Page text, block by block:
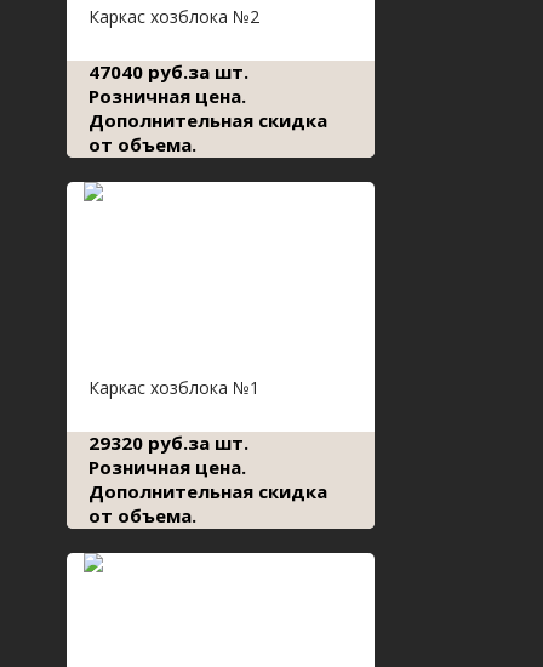
Каркас хозблока №2
47040 руб.за шт.
Розничная цена.
Дополнительная скидка
от объема.
Каркас хозблока №1
29320 руб.за шт.
Розничная цена.
Дополнительная скидка
от объема.